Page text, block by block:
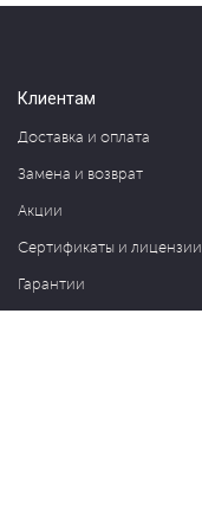
Клиентам
Доставка и оплата
Замена и возврат
Акции
Сертификаты и лицензии
Гарантии